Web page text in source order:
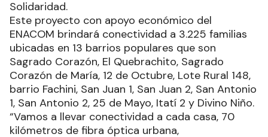
Solidaridad.
Este proyecto con apoyo económico del
ENACOM brindará conectividad a 3.225 familias
ubicadas en 13 barrios populares que son
Sagrado Corazón, El Quebrachito, Sagrado
Corazón de María, 12 de Octubre, Lote Rural 148,
barrio Fachini, San Juan 1, San Juan 2, San Antonio
1, San Antonio 2, 25 de Mayo, Itatí 2 y Divino Niño.
“Vamos a llevar conectividad a cada casa, 70
kilómetros de fibra óptica urbana,